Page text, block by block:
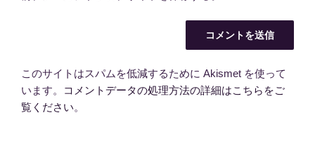
このサイトはスパムを低減するために Akismet を使って
います。
コメントデータの処理方法の詳細はこちらをご
覧ください。